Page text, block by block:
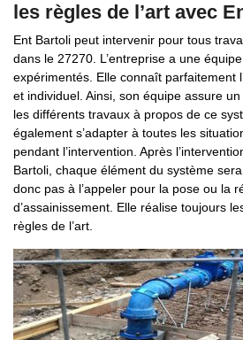
les règles de l’art avec
Ent Bartoli peut intervenir pour tous
dans le 27270. L’entreprise a une
expérimentés. Elle connaît parfaitement
et individuel. Ainsi, son équipe assure
les différents travaux à propos de ce
également s’adapter à toutes les
pendant l’intervention. Après
Bartoli, chaque élément du système
donc pas à l’appeler pour la pose ou la
d’assainissement. Elle réalise toujours
règles de l’art.